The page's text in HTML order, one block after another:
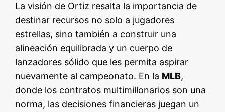
La visión de Ortiz resalta la importancia de
destinar recursos no solo a jugadores
estrellas, sino también a construir una
alineación equilibrada y un cuerpo de
lanzadores sólido que les permita aspirar
nuevamente al campeonato. En la MLB,
donde los contratos multimillonarios son una
norma, las decisiones financieras juegan un